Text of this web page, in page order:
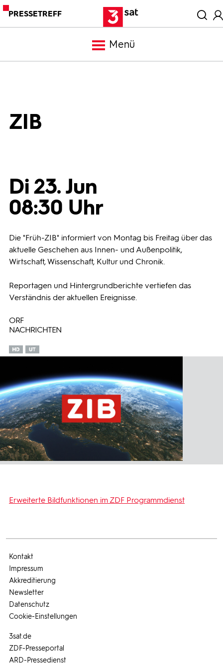
PRESSETREFF
Menü
Bilder
Programmwochen
ZIB
Di 23. Jun
08:30 Uhr
Die "Früh-ZIB" informiert von Montag bis Freitag über das
aktuelle Geschehen aus Innen- und Außenpolitik,
Wirtschaft, Wissenschaft, Kultur und Chronik.
Reportagen und Hintergrundberichte vertiefen das
Verständnis der aktuellen Ereignisse.
ORF
NACHRICHTEN
Erweiterte Bildfunktionen im ZDF Programmdienst
3sat.de
ZDF-Presseportal
ARD-Pressedienst
Kontakt
Impressum
Akkreditierung
Newsletter
Datenschutz
Cookie-Einstellungen